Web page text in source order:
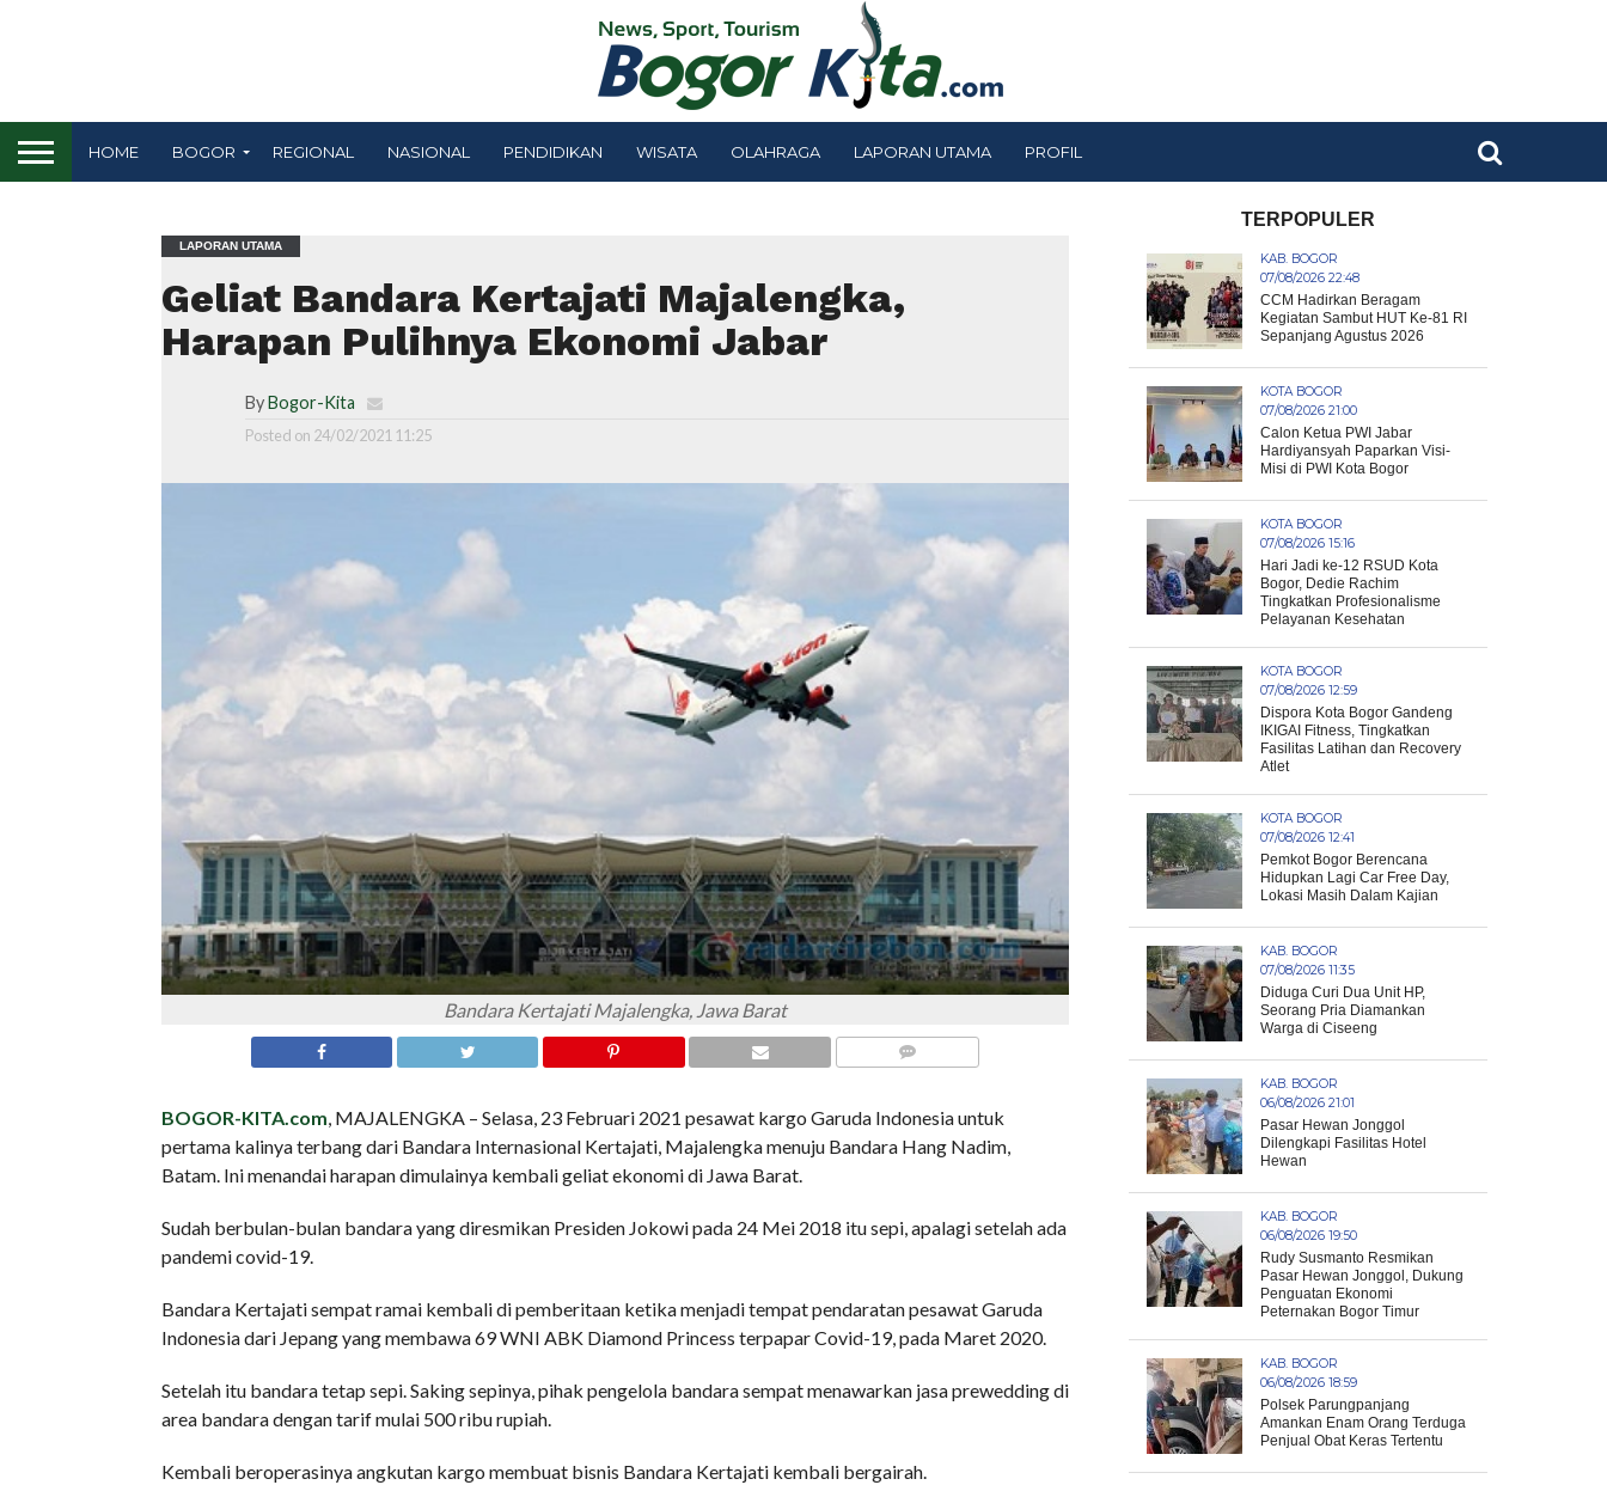
HOME BOGOR REGIONAL NASIONAL PENDIDIKAN WISATA OLAHRAGA LAPORAN UTAMA PROFIL
LAPORAN UTAMA
Geliat Bandara Kertajati Majalengka,
Harapan Pulihnya Ekonomi Jabar
ByBogor-Kita
Posted on 24/02/2021 11:25
Bandara Kertajati Majalengka, Jawa Barat
BOGOR-KITA.com, MAJALENGKA – Selasa, 23 Februari 2021 pesawat kargo Garuda Indonesia untuk
pertama kalinya terbang dari Bandara Internasional Kertajati, Majalengka menuju Bandara Hang Nadim,
Batam. Ini menandai harapan dimulainya kembali geliat ekonomi di Jawa Barat.
Sudah berbulan-bulan bandara yang diresmikan Presiden Jokowi pada 24 Mei 2018 itu sepi, apalagi setelah ada
pandemi covid-19.
Bandara Kertajati sempat ramai kembali di pemberitaan ketika menjadi tempat pendaratan pesawat Garuda
Indonesia dari Jepang yang membawa 69 WNI ABK Diamond Princess terpapar Covid-19, pada Maret 2020.
Setelah itu bandara tetap sepi. Saking sepinya, pihak pengelola bandara sempat menawarkan jasa prewedding di
area bandara dengan tarif mulai 500 ribu rupiah.
Kembali beroperasinya angkutan kargo membuat bisnis Bandara Kertajati kembali bergairah.
TERPOPULER
KAB. BOGOR
07/08/2026 22:48
CCM Hadirkan Beragam
Kegiatan Sambut HUT Ke-81 RI
Sepanjang Agustus 2026
KOTA BOGOR
07/08/2026 21:00
Calon Ketua PWI Jabar
Hardiyansyah Paparkan Visi-
Misi di PWI Kota Bogor
KOTA BOGOR
07/08/2026 15:16
Hari Jadi ke-12 RSUD Kota
Bogor, Dedie Rachim
Tingkatkan Profesionalisme
Pelayanan Kesehatan
KOTA BOGOR
07/08/2026 12:59
Dispora Kota Bogor Gandeng
IKIGAI Fitness, Tingkatkan
Fasilitas Latihan dan Recovery
Atlet
KOTA BOGOR
07/08/2026 12:41
Pemkot Bogor Berencana
Hidupkan Lagi Car Free Day,
Lokasi Masih Dalam Kajian
KAB. BOGOR
07/08/2026 11:35
Diduga Curi Dua Unit HP,
Seorang Pria Diamankan
Warga di Ciseeng
KAB. BOGOR
06/08/2026 21:01
Pasar Hewan Jonggol
Dilengkapi Fasilitas Hotel
Hewan
KAB. BOGOR
06/08/2026 19:50
Rudy Susmanto Resmikan
Pasar Hewan Jonggol, Dukung
Penguatan Ekonomi
Peternakan Bogor Timur
KAB. BOGOR
06/08/2026 18:59
Polsek Parungpanjang
Amankan Enam Orang Terduga
Penjual Obat Keras Tertentu